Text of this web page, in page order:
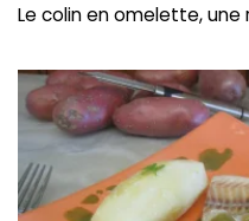
Le colin en omelette, une